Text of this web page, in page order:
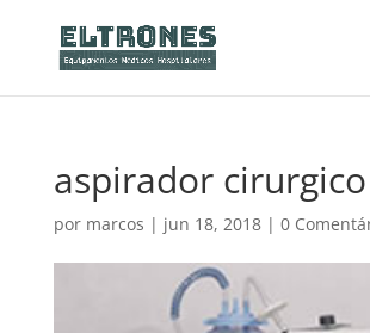
aspirador cirurgico
por marcos | jun 18, 2018| 0